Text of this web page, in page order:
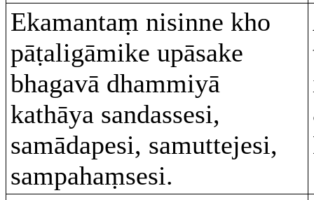
Ekamantaṃ nisinne kho
pāṭaligāmike upāsake
bhagavā dhammiyā
kathāya sandassesi,
samādapesi, samuttejesi,
sampahaṃsesi.